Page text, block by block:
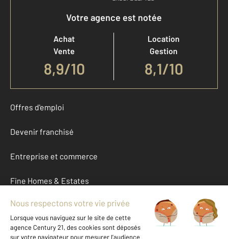
Votre agence est notée
Achat
Vente
8,9/10
Location
Gestion
8,1/10
Offres d'emploi
Devenir franchisé
Entreprise et commerce
Fine Homes & Estates
À propos
International